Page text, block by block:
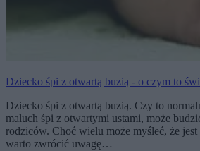
Dziecko śpi z otwartą buzią - o czym to
Dziecko śpi z otwartą buzią. Czy to
maluch śpi z otwartymi ustami, może
rodziców. Choć wielu może myśleć, że
warto zwrócić uwagę…